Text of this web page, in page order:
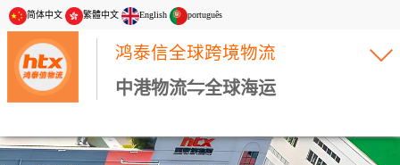
简体中文 繁體中文 English português
鸿泰信全球跨境物流
中港物流⇋全球海运